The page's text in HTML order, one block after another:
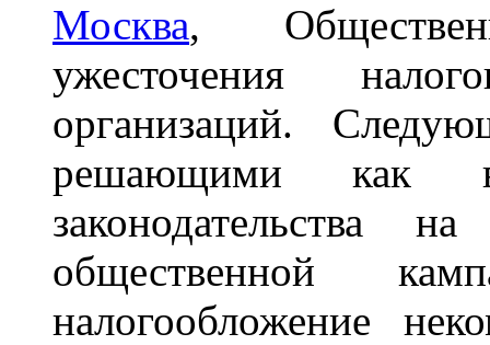
Москва,
ужесточения
организаций.
решающими как в
общественной
налогообложение